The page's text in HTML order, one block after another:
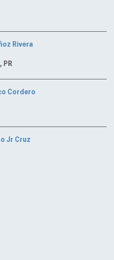
Rivera
PR
Cordero
Jr Cruz